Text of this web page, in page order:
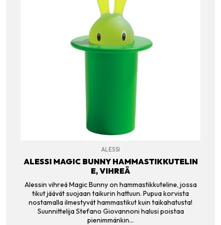
ALESSI
ALESSI MAGIC BUNNY HAMMASTIKKUTELIN
E, VIHREÄ
Alessin vihreä Magic Bunny on hammastikkuteline, jossa
tikut jäävät suojaan taikurin hattuun. Pupua korvista
nostamalla ilmestyvät hammastikut kuin taikahatusta!
Suunnittelija Stefano Giovannoni halusi poistaa
pienimmänkin…